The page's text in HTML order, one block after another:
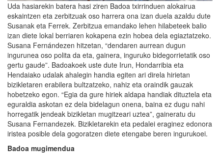
Uda hasiarekin batera hasi ziren Badoa txirrinduen alokairua
eskaintzen eta zerbitzuak oso harrera ona izan duela azaldu dute
Susanak eta Ferrek. Zerbitzua emandako lehen hilabeteek balio
izan diete lokal berriaren kokapena ezin hobea dela egiaztatzeko.
Susana Fernándezen hitzetan, “dendaren aurrean dugun
ingurunea oso polita da eta, gainera, inguruko bidegorrietatik oso
gertu gaude”. Badoakoek uste dute Irun, Hondarribia eta
Hendaiako udalak ahalegin handia egiten ari direla hirietan
bizikletaren erabilera bultzatzeko, nahiz eta oraindik gauzak
hobetzeko egon. “Egia da gure hiriek aldapa handiak dituztela eta
eguraldia askotan ez dela bidelagun onena, baina ez dugu nahi
horregatik jendeak bizikletan mugitzeari uztea”, gaineratu du
Susana Fernandezek. Bizikletarekin eta pedalei eraginez edonora
iristea posible dela gogoratzen diete etengabe beren ingurukoei.
Badoa mugimendua